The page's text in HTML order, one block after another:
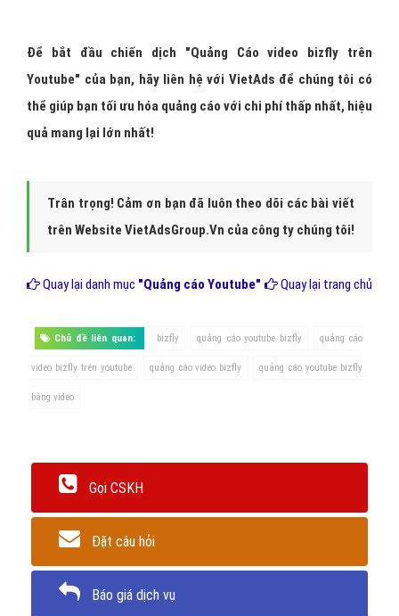
Để bắt đầu chiến dịch "Quảng Cáo video bizfly trên
Youtube" của bạn, hãy liên hệ với VietAds để chúng tôi có
thể giúp bạn tối ưu hóa quảng cáo với chi phí thấp nhất, hiệu
quả mang lại lớn nhất!
Trân trọng! Cảm ơn bạn đã luôn theo dõi các bài viết
trên Website VietAdsGroup.Vn của công ty chúng tôi!
Quay lại danh mục "Quảng cáo Youtube" Quay lại trang chủ
Chủ đề liên quan: bizfly quảng cáo youtube bizfly quảng cáo
video bizfly trên youtube quảng cáo video bizfly quảng cáo youtube bizfly
bằng video
Gọi CSKH
Đặt câu hỏi
Báo giá dịch vụ